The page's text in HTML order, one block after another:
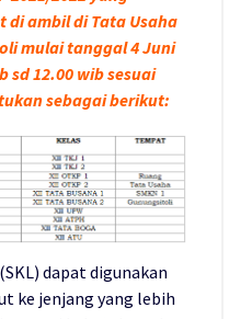
di ambil di Tata Usaha
mulai tanggal 4 Juni
sd 12.00 wib sesuai
sebagai berikut:
dapat digunakan
ke jenjang yang lebih